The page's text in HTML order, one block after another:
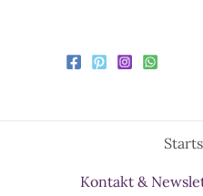
Kontakt &